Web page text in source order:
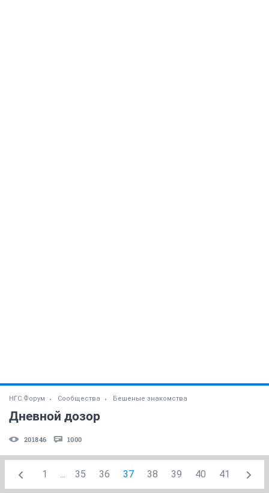
НГС.Форум Сообщества Бешеные знакомства
Дневной дозор
201846 1000
1 ... 35 36 37 38 39 40 41